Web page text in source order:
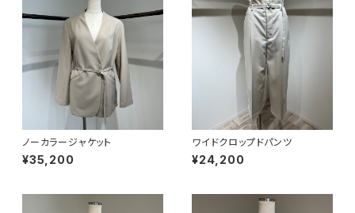
ノーカラージャケット
¥35,200
ワイドクロップドパンツ
¥24,200